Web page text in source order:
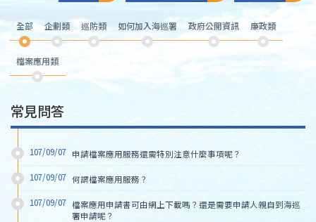
全部 企劃類 巡防類 如何加入海巡署 政府公開資訊 廉政類
檔案應用類
常見問答
107/09/07 申請檔案應用服務還需特別注意什麼事項呢？
107/09/07 何謂檔案應用服務？
107/09/07 檔案應用申請書可由網上下載嗎？還是需要申請人親自到海巡
署申請呢？